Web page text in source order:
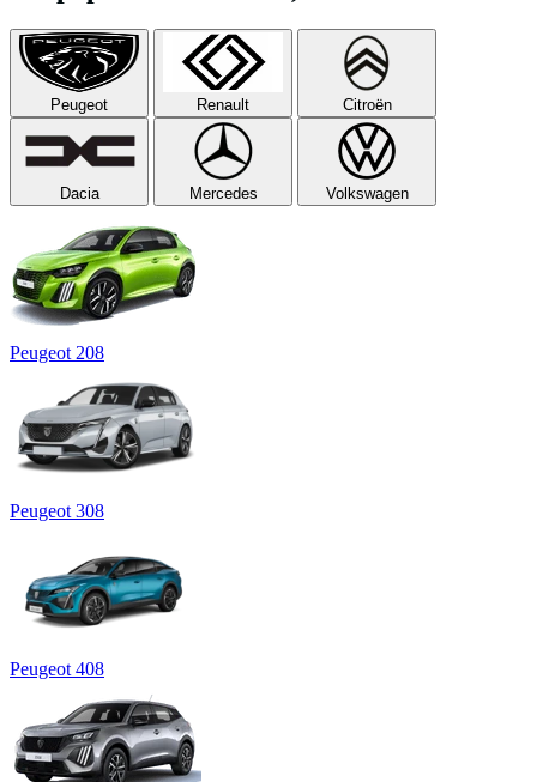
Peugeot Renault Citroën
Dacia Mercedes Volkswagen
Peugeot 208
Peugeot 308
Peugeot 408